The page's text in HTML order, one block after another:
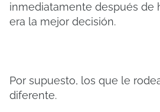
inmediatamente después de
era la mejor decisión.
Por supuesto, los que le
diferente.